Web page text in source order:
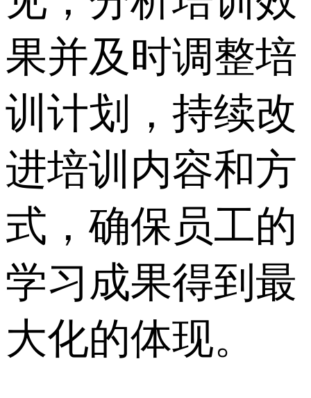
果并及时调整培
训计划，持续改
进培训内容和方
式，确保员工的
学习成果得到最
大化的体现。